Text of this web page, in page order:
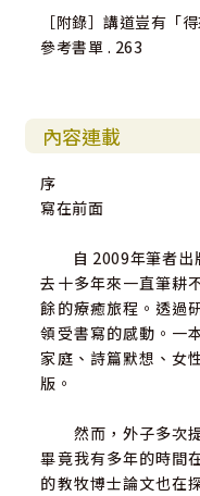
［附錄］講道豈有「
參考書單 . 263
內容連載
序
寫在前面
自 2009年筆者出
去十多年來一直筆耕
餘的療癒旅程。透過
領受書寫的感動。一
家庭、詩篇默想、女
版。
然而，外子多次提
畢竟我有多年的時間
的教牧博士論文也在